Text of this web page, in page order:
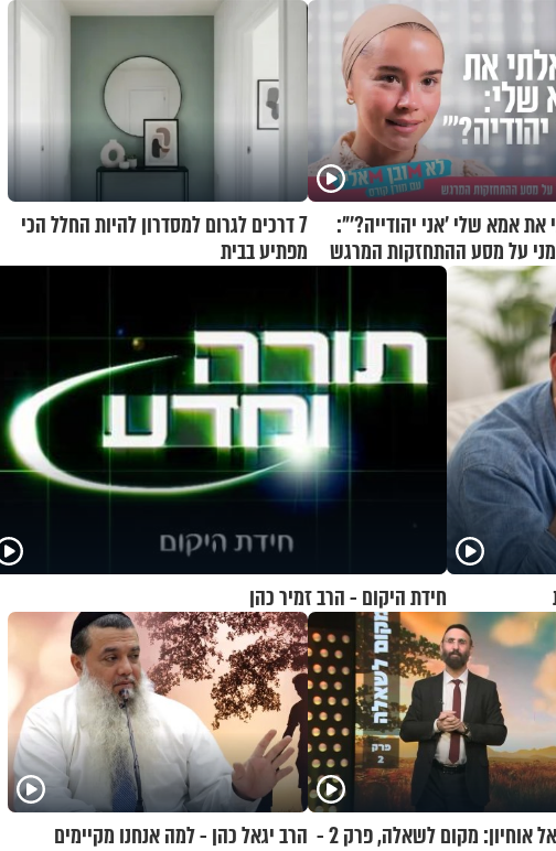
אמא שלי 'אני יהודייה?'":
על מסע ההתחזקות המרגש
7 דרכים לגרום למסדרון להיות החלל הכי
מפתיע בבית
חידת היקום - הרב זמיר כהן
הרב רפאל אוחיון: מקום לשאלה, פרק 2 - הרב יגאל כהן - למה אנחנו מקיימים